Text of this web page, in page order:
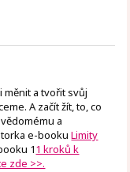
měnit a tvořit svůj
A začít žít, to, co
a
e-bookuLimity
11 kroků k
zde >>.